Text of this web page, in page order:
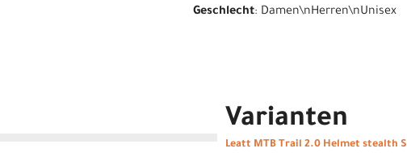
Geschlecht: Damen\nHerren\nUnisex
Varianten
Leatt MTB Trail 2.0 Helmet stealth S